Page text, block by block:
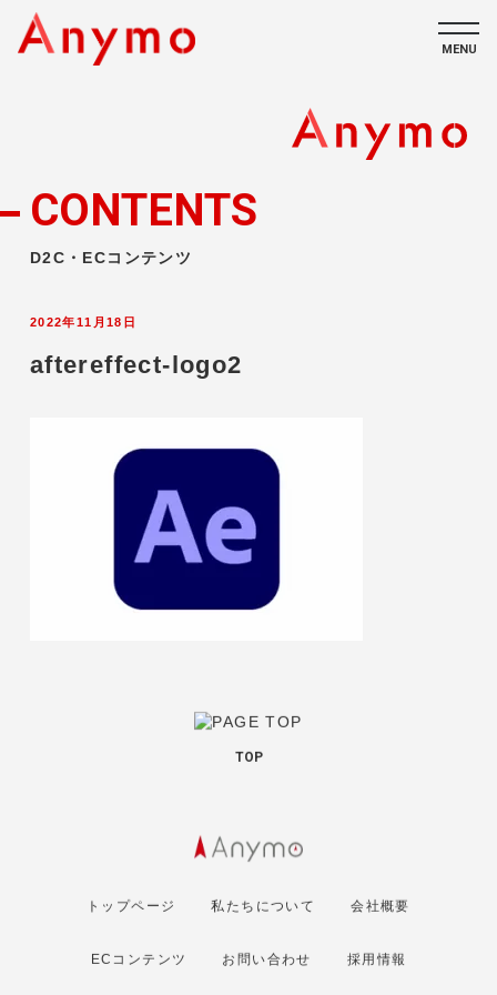
私たちについて
MENU
CONTENTS
D2C・ECコンテンツ
2022年11月18日
aftereffect-logo2
TOP
トップページ 私たちについて 会社概要
ECコンテンツ お問い合わせ 採用情報